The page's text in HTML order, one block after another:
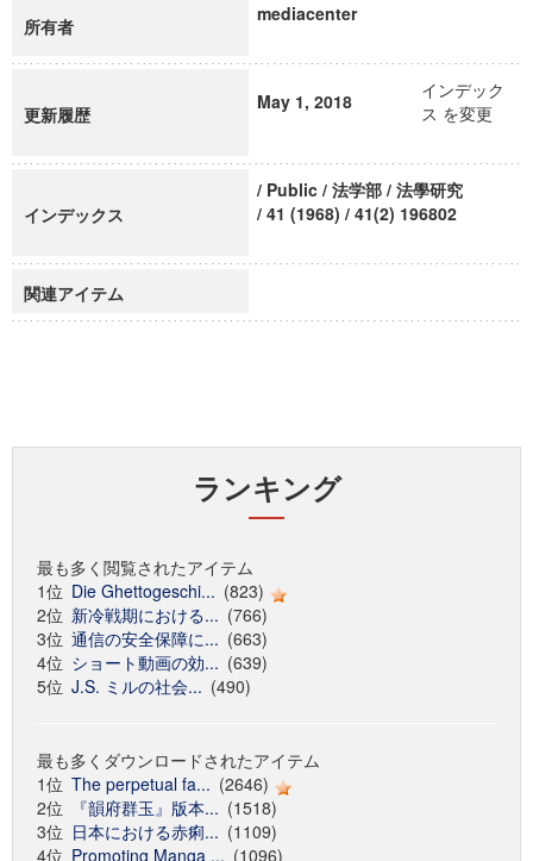
所有者
mediacenter
更新履歴
May 1, 2018
インデック
ス を変更
インデックス
/ Public / 法学部 / 法學研究
/ 41 (1968) / 41(2) 196802
関連アイテム
ランキング
最も多く閲覧されたアイテム
1位 Die Ghettogeschi... (823)
2位 新冷戦期における... (766)
3位 通信の安全保障に... (663)
4位 ショート動画の効... (639)
5位 J.S. ミルの社会... (490)
最も多くダウンロードされたアイテム
1位 The perpetual fa... (2646)
2位
『韻府群玉』版本... (1518)
3位 日本における赤痢... (1109)
4位 Promoting Manga ... (1096)